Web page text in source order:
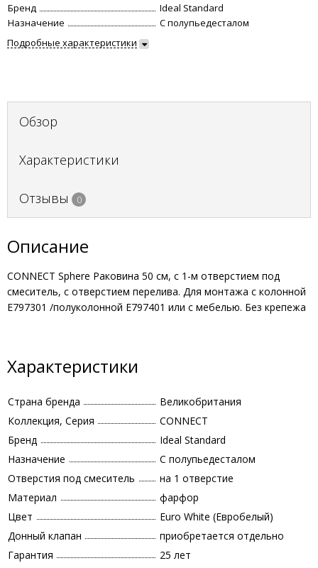
Бренд
Ideal Standard
Назначение
С полупьедесталом
Подробные характеристики
Обзор
Характеристики
Отзывы 0
Описание
CONNECT Sphere Раковина 50 см, с 1-м отверстием под
смеситель, с отверстием перелива. Для монтажа с колонной
E797301 /полуколонной E797401 или с мебелью. Без крепежа
Характеристики
Страна бренда
Великобритания
Коллекция, Серия
CONNECT
Бренд
Ideal Standard
Назначение
С полупьедесталом
Отверстия под смеситель
на 1 отверстие
Материал
фарфор
Цвет
Euro White (Евробелый)
Донный клапан
приобретается отдельно
Гарантия
25 лет